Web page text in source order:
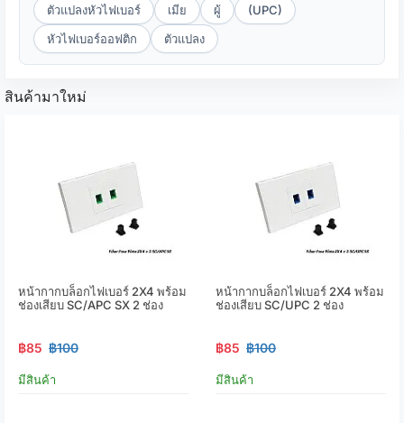
ตัวแปลงหัวไฟเบอร์ เมีย ผู้
(UPC)
หัวไฟเบอร์ออฟติก
ตัวแปลง
สินค้ามาใหม่
หน้ากากบล็อกไฟเบอร์ 2X4 พร้อม
ช่องเสียบ SC/APC SX 2 ช่อง
฿85 ฿100
มีสินค้า
หน้ากากบล็อกไฟเบอร์ 2X4 พร้อม
ช่องเสียบ SC/UPC 2 ช่อง
฿85 ฿100
มีสินค้า